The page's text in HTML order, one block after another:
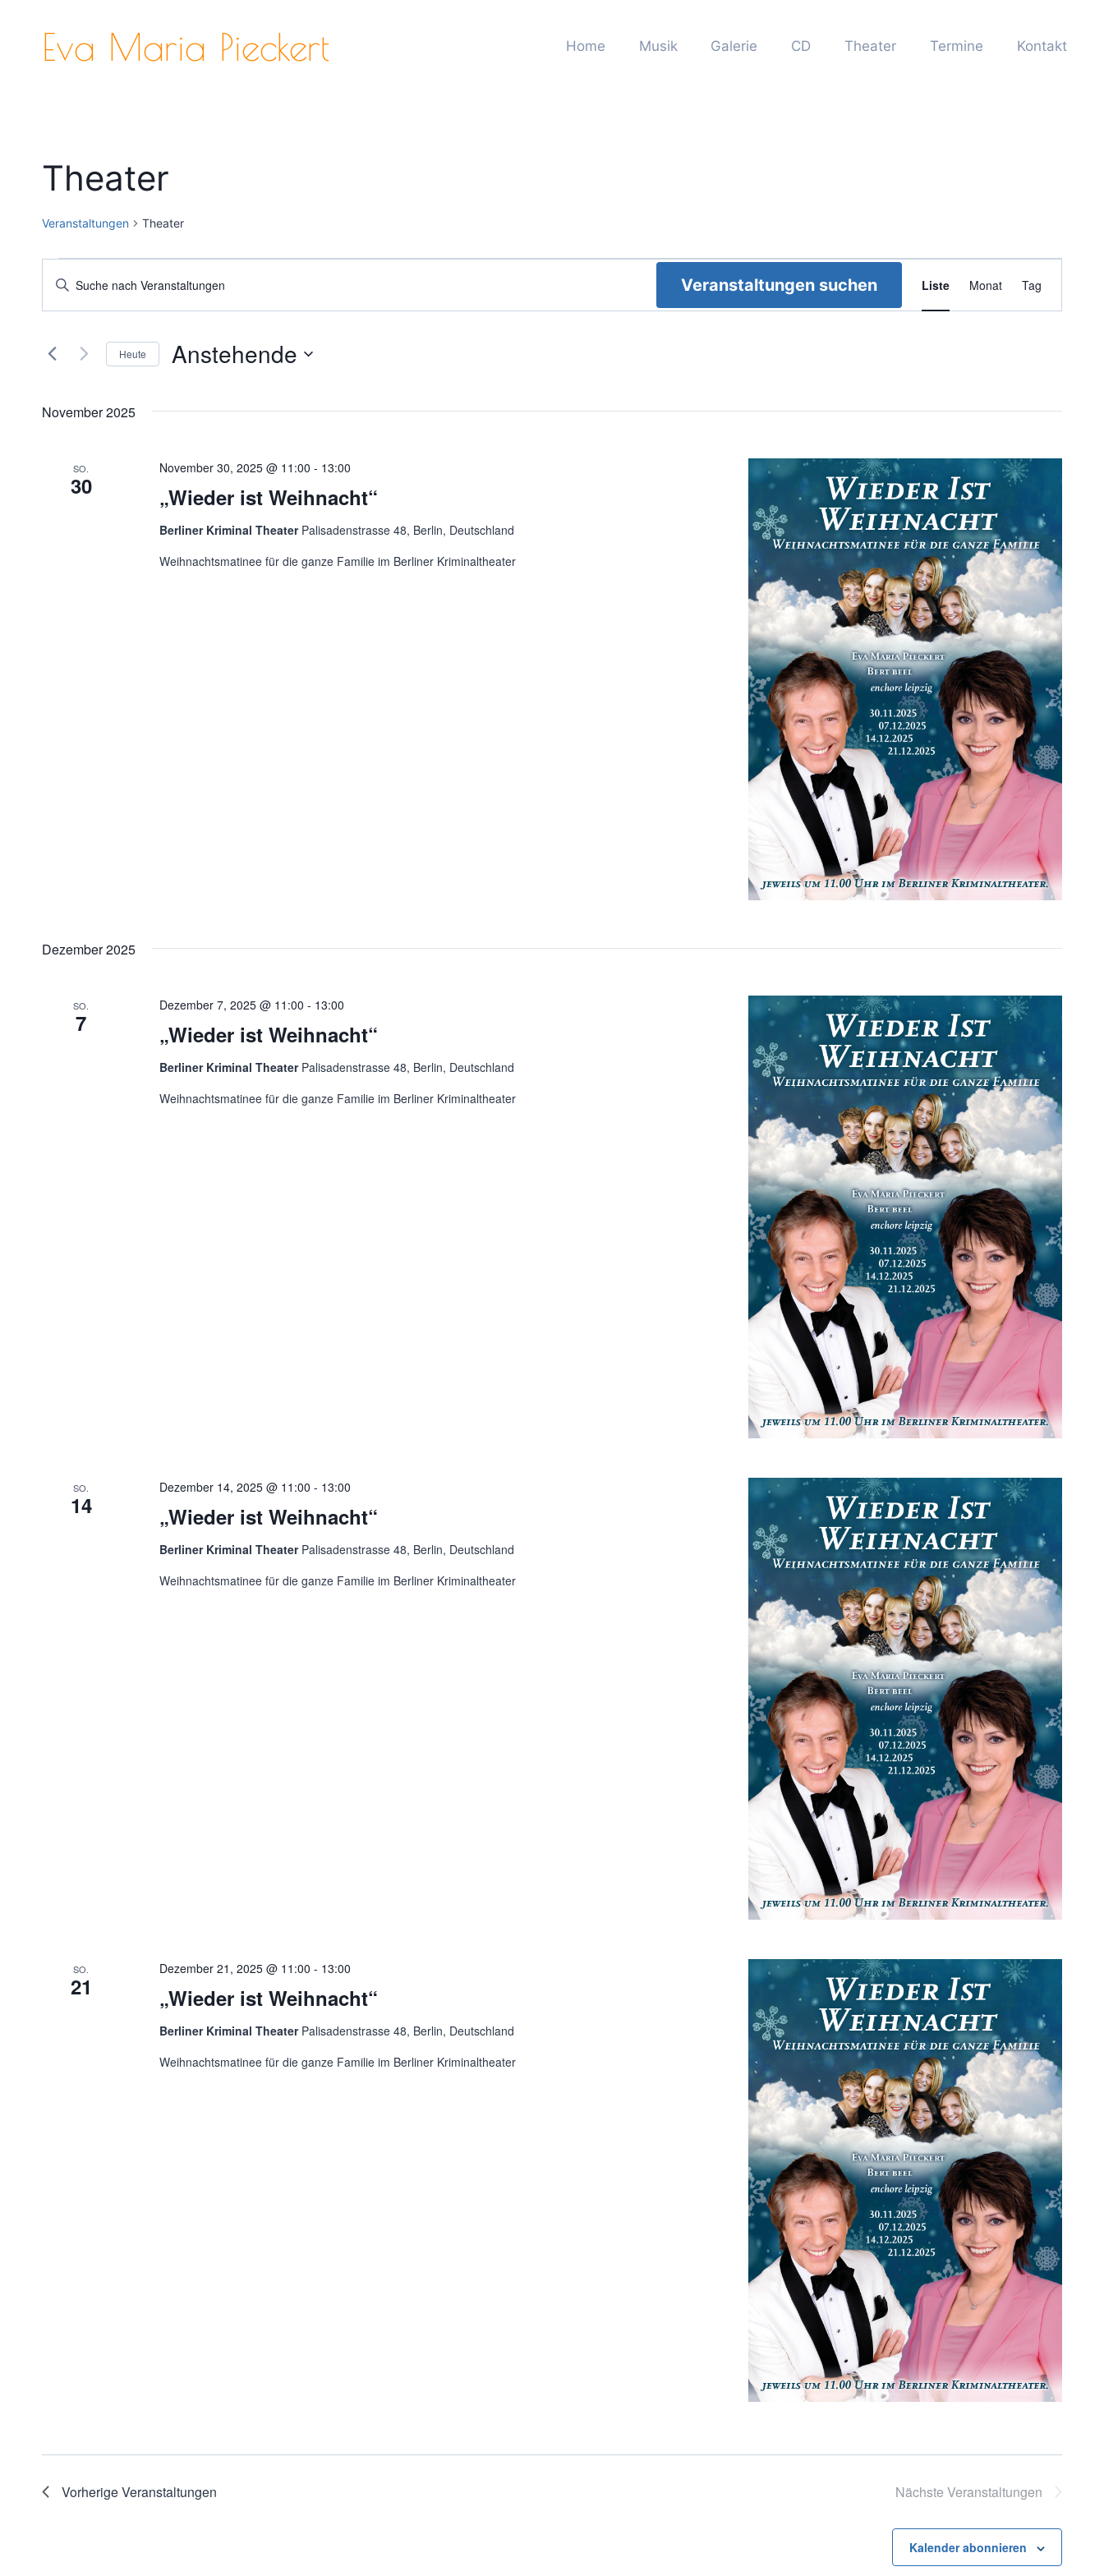
springenEva Maria Pieckert Home Musik Galerie CD Theater Termine Kontakt
Theater
Veranstaltungen Theater
Veranstaltungen
Veranstaltungen
Suche
und
Navigation
Bitte
Suche
Schlüsselwort.
Veranstaltungen suchen Liste Monat Tag
Heute Anstehende
November 2025
SO.
30 „Wieder ist Weihnacht“
November 30, 2025 @ 11:00 - 13:00
Berliner Kriminal Theater Palisadenstrasse 48, Berlin, Deutschland
Weihnachtsmatinee für die ganze Familie im Berliner Kriminaltheater
Dezember 2025
SO.
7 „Wieder ist Weihnacht“
Dezember 7, 2025 @ 11:00 - 13:00
Berliner Kriminal Theater Palisadenstrasse 48, Berlin, Deutschland
Weihnachtsmatinee für die ganze Familie im Berliner Kriminaltheater
SO.
14 „Wieder ist Weihnacht“
Dezember 14, 2025 @ 11:00 - 13:00
Berliner Kriminal Theater Palisadenstrasse 48, Berlin, Deutschland
Weihnachtsmatinee für die ganze Familie im Berliner Kriminaltheater
SO.
21 „Wieder ist Weihnacht“
Dezember 21, 2025 @ 11:00 - 13:00
Berliner Kriminal Theater Palisadenstrasse 48, Berlin, Deutschland
Weihnachtsmatinee für die ganze Familie im Berliner Kriminaltheater
VorherigeVeranstaltungen Nächste Veranstaltungen
Kalender abonnieren